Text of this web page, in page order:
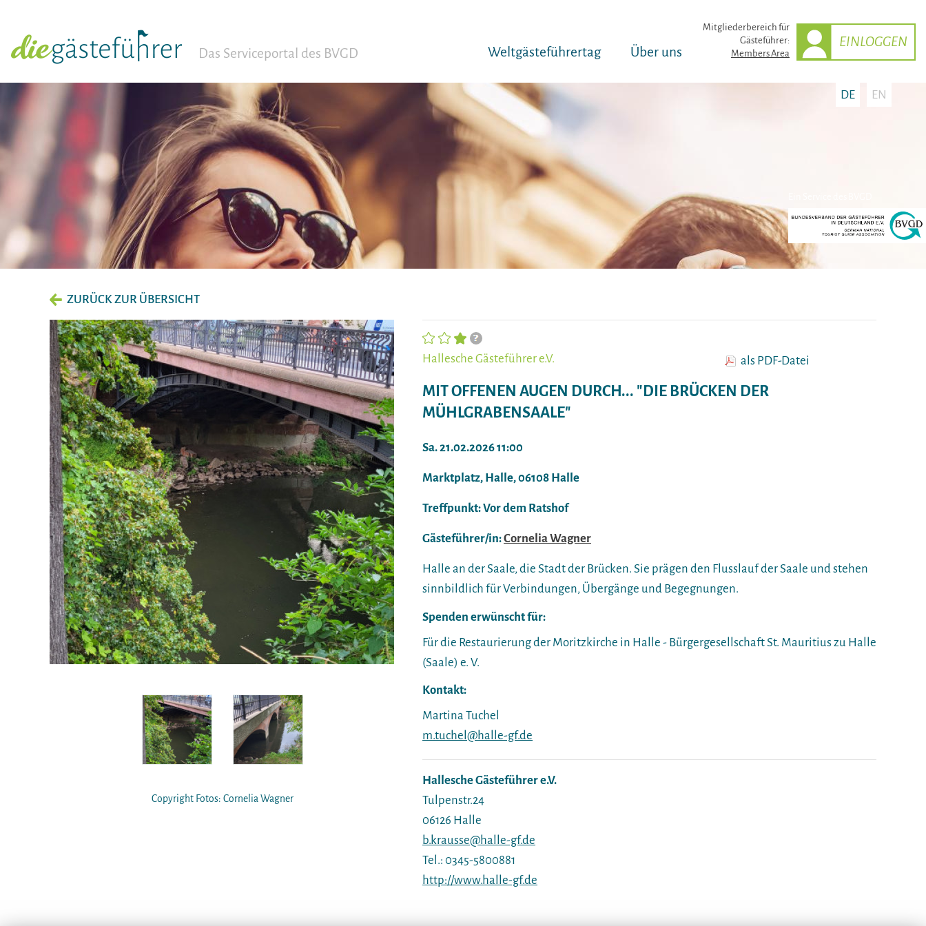
Das Serviceportal des BVGD Weltgäst­eführertag Über uns
Mitglieder­bereich für
Gästeführer:
Members Area
EINLOGGEN
DE EN
ZURÜCK ZUR ÜBERSICHT
Copyright Fotos: Cornelia Wagner
als PDF-Datei
Hallesche Gästeführer e.V.
MIT OFFENEN AUGEN DURCH... "DIE BRÜCKEN DER
MÜHLGRABENSAALE"
Sa. 21.02.2026 11:00
Marktplatz, Halle, 06108 Halle
Treffpunkt: Vor dem Ratshof
Gästeführer/in:Cornelia Wagner
Halle an der Saale, die Stadt der Brücken. Sie prägen den Flusslauf der Saale und stehen
sinnbildlich für Verbindungen, Übergänge und Begegnungen.
Spenden erwünscht für:
Für die Restaurierung der Moritzkirche in Halle - Bürgergesellschaft St. Mauritius zu Halle
(Saale) e. V.
Kontakt:
Martina Tuchel
m.tuchel@halle-gf.de
Hallesche Gästeführer e.V.
Tulpenstr.24
06126 Halle
b.krausse@halle-gf.de
Tel.: 0345-5800881
http://www.halle-gf.de